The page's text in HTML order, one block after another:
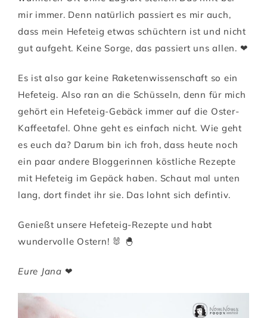
mir immer. Denn natürlich passiert es mir auch,
dass mein Hefeteig etwas schüchtern ist und nicht
gut aufgeht. Keine Sorge, das passiert uns allen. ❤
Es ist also gar keine Raketenwissenschaft so ein
Hefeteig. Also ran an die Schüsseln, denn für mich
gehört ein Hefeteig-Gebäck immer auf die Oster-
Kaffeetafel. Ohne geht es einfach nicht. Wie geht
es euch da? Darum bin ich froh, dass heute noch
ein paar andere Bloggerinnen köstliche Rezepte
mit Hefeteig im Gepäck haben. Schaut mal unten
lang, dort findet ihr sie. Das lohnt sich defintiv.
Genießt unsere Hefeteig-Rezepte und habt
wundervolle Ostern! 🐰 🐣
Eure Jana ❤